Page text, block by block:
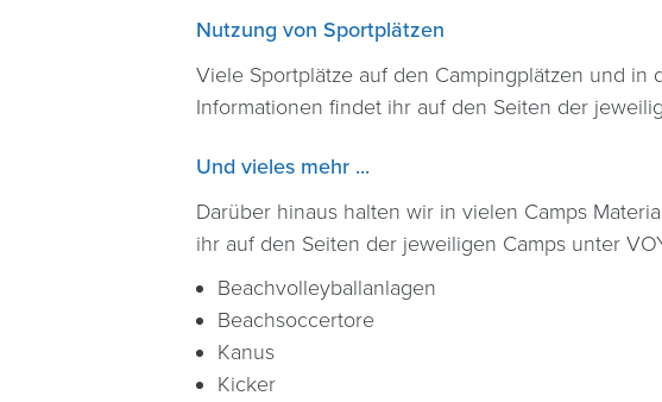
Nutzung von Sportplätzen
Viele Sportplätze auf den Campingplätzen und
Informationen findet ihr auf den Seiten der
Und vieles mehr ...
Darüber hinaus halten wir in vielen Camps
ihr auf den Seiten der jeweiligen Camps unter
Beachvolleyballanlagen
Beachsoccertore
Kanus
Kicker